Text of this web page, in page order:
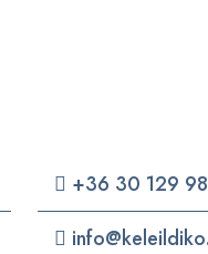
+36 30 129